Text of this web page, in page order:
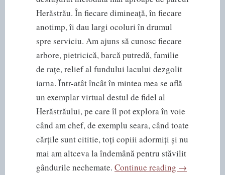
Herăstrău. În fiecare dimineață, în fiecare
anotimp, îi dau largi ocoluri în drumul
spre serviciu. Am ajuns să cunosc fiecare
arbore, pietricică, barcă putredă, familie
de rațe, relief al fundului lacului dezgolit
iarna. Într-atât încât în mintea mea se află
un exemplar virtual destul de fidel al
Herăstrăului, pe care îl pot explora în voie
când am chef, de exemplu seara, când toate
cărțile sunt cititie, toți copiii adormiți și nu
mai am altceva la îndemână pentru stăvilit
gândurile nechemate. Continue reading “Președintele
→